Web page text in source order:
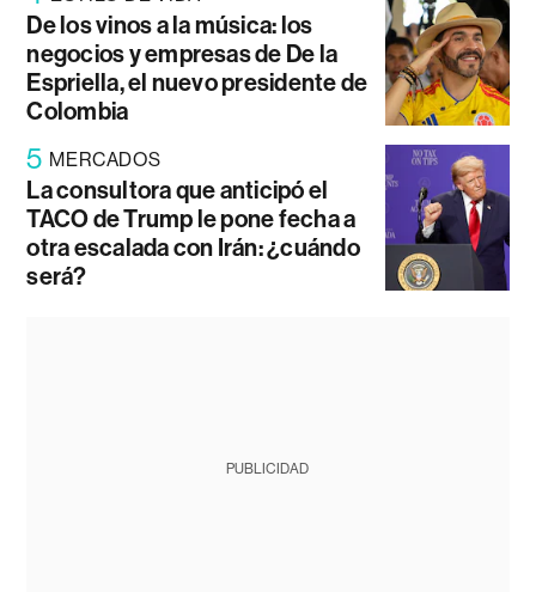
De los vinos a la música: los
negocios y empresas de De la
Espriella, el nuevo presidente de
Colombia
5 MERCADOS
La consultora que anticipó el
TACO de Trump le pone fecha a
otra escalada con Irán: ¿cuándo
será?
PUBLICIDAD